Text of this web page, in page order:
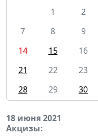
1
2
7
8 9
14
15 16
21
22 23
28
29 30
18 июня 2021
Акцизы: